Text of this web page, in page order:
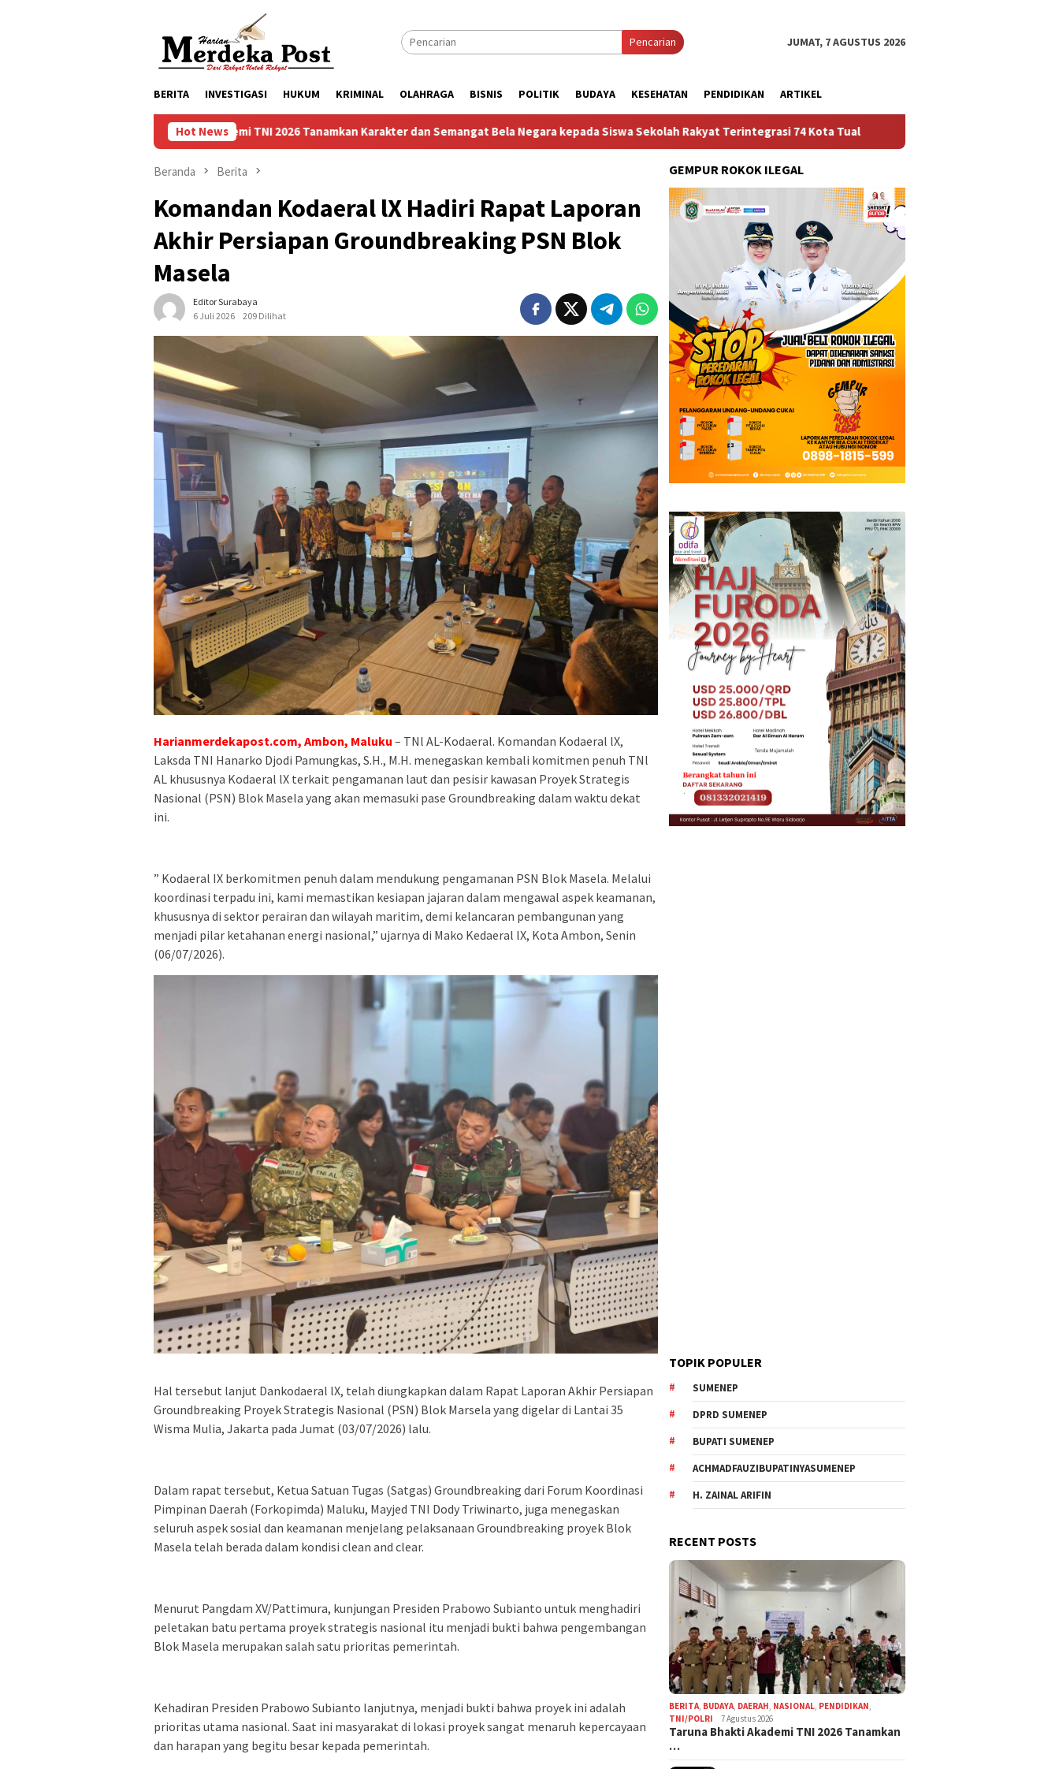
Pencarian JUMAT, 7 AGUSTUS 2026
BERITA INVESTIGASI HUKUM KRIMINAL OLAHRAGA BISNIS POLITIK BUDAYA KESEHATAN PENDIDIKAN ARTIKEL
Hot News
Akademi TNI 2026 Tanamkan Karakter dan Semangat Bela Negara kepada Siswa Sekolah Rakyat Terintegrasi 74 Kota Tual Ruas Jalan Bangil – Sukorejo Terang Benderang Diwaktu
Beranda Berita
Komandan Kodaeral lX Hadiri Rapat Laporan
Akhir Persiapan Groundbreaking PSN Blok
Masela
Editor Surabaya
6 Juli 2026
209 Dilihat
Harianmerdekapost.com, Ambon, Maluku – TNl AL-Kodaeral. Komandan Kodaeral lX,
Laksda TNI Hanarko Djodi Pamungkas, S.H., M.H. menegaskan kembali komitmen penuh TNl
AL khususnya Kodaeral lX terkait pengamanan laut dan pesisir kawasan Proyek Strategis
Nasional (PSN) Blok Masela yang akan memasuki pase Groundbreaking dalam waktu dekat
ini.
” Kodaeral IX berkomitmen penuh dalam mendukung pengamanan PSN Blok Masela. Melalui
koordinasi terpadu ini, kami memastikan kesiapan jajaran dalam mengawal aspek keamanan,
khususnya di sektor perairan dan wilayah maritim, demi kelancaran pembangunan yang
menjadi pilar ketahanan energi nasional,” ujarnya di Mako Kedaeral lX, Kota Ambon, Senin
(06/07/2026).
Hal tersebut lanjut Dankodaeral lX, telah diungkapkan dalam Rapat Laporan Akhir Persiapan
Groundbreaking Proyek Strategis Nasional (PSN) Blok Marsela yang digelar di Lantai 35
Wisma Mulia, Jakarta pada Jumat (03/07/2026) lalu.
Dalam rapat tersebut, Ketua Satuan Tugas (Satgas) Groundbreaking dari Forum Koordinasi
Pimpinan Daerah (Forkopimda) Maluku, Mayjed TNI Dody Triwinarto, juga menegaskan
seluruh aspek sosial dan keamanan menjelang pelaksanaan Groundbreaking proyek Blok
Masela telah berada dalam kondisi clean and clear.
Menurut Pangdam XV/Pattimura, kunjungan Presiden Prabowo Subianto untuk menghadiri
peletakan batu pertama proyek strategis nasional itu menjadi bukti bahwa pengembangan
Blok Masela merupakan salah satu prioritas pemerintah.
Kehadiran Presiden Prabowo Subianto lanjutnya, menjadi bukti bahwa proyek ini adalah
prioritas utama nasional. Saat ini masyarakat di lokasi proyek sangat menaruh kepercayaan
dan harapan yang begitu besar kepada pemerintah.
GEMPUR ROKOK ILEGAL
TOPIK POPULER
SUMENEP
DPRD SUMENEP
BUPATI SUMENEP
ACHMADFAUZIBUPATINYASUMENEP
H. ZAINAL ARIFIN
RECENT POSTS
BERITA, BUDAYA, DAERAH, NASIONAL, PENDIDIKAN,
TNI/POLRI
7 Agustus 2026
Taruna Bhakti Akademi TNI 2026 Tanamkan
…